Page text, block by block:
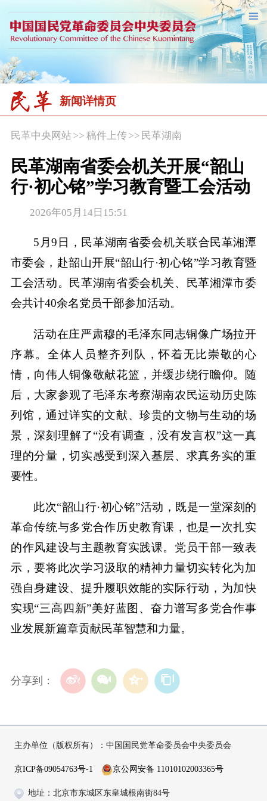
新闻详情页
民革中央网站>> 稿件上传 >> 民革湖南
民革湖南省委会机关开展“韶山
行·初心铭”学习教育暨工会活动
2026年05月14日15:51
5月9日，民革湖南省委会机关联合民革湘潭
市委会，赴韶山开展“韶山行·初心铭”学习教育暨
工会活动。民革湖南省委会机关、民革湘潭市委
会共计40余名党员干部参加活动。
活动在庄严肃穆的毛泽东同志铜像广场拉开
序幕。全体人员整齐列队，怀着无比崇敬的心
情，向伟人铜像敬献花篮，并缓步绕行瞻仰。随
后，大家参观了毛泽东考察湖南农民运动历史陈
列馆，通过详实的文献、珍贵的文物与生动的场
景，深刻理解了“没有调查，没有发言权”这一真
理的分量，切实感受到深入基层、求真务实的重
要性。
此次“韶山行·初心铭”活动，既是一堂深刻的
革命传统与多党合作历史教育课，也是一次扎实
的作风建设与主题教育实践课。党员干部一致表
示，要将此次学习汲取的精神力量切实转化为加
强自身建设、提升履职效能的实际行动，为加快
实现“三高四新”美好蓝图、奋力谱写多党合作事
业发展新篇章贡献民革智慧和力量。
分享到：
主办单位（版权所有）：中国国民党革命委员会中央委员会
京ICP备09054763号-1 京公网安备 11010102003365号
地址：北京市东城区东皇城根南街84号